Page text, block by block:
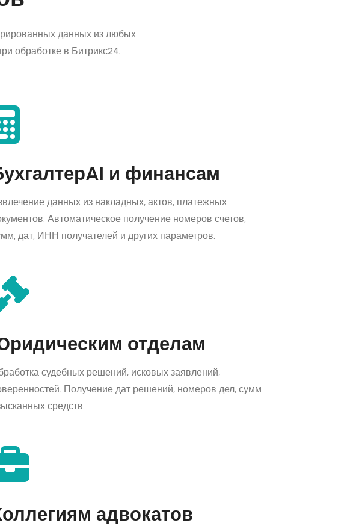
данных из любых
обработке в Битрикс24.
и финансам
данных из накладных, актов, платежных
Автоматическое получение номеров счетов,
дат, ИНН получателей и других параметров.
отделам
судебных решений, исковых заявлений,
Получение дат решений, номеров дел, сумм
средств.
адвокатов